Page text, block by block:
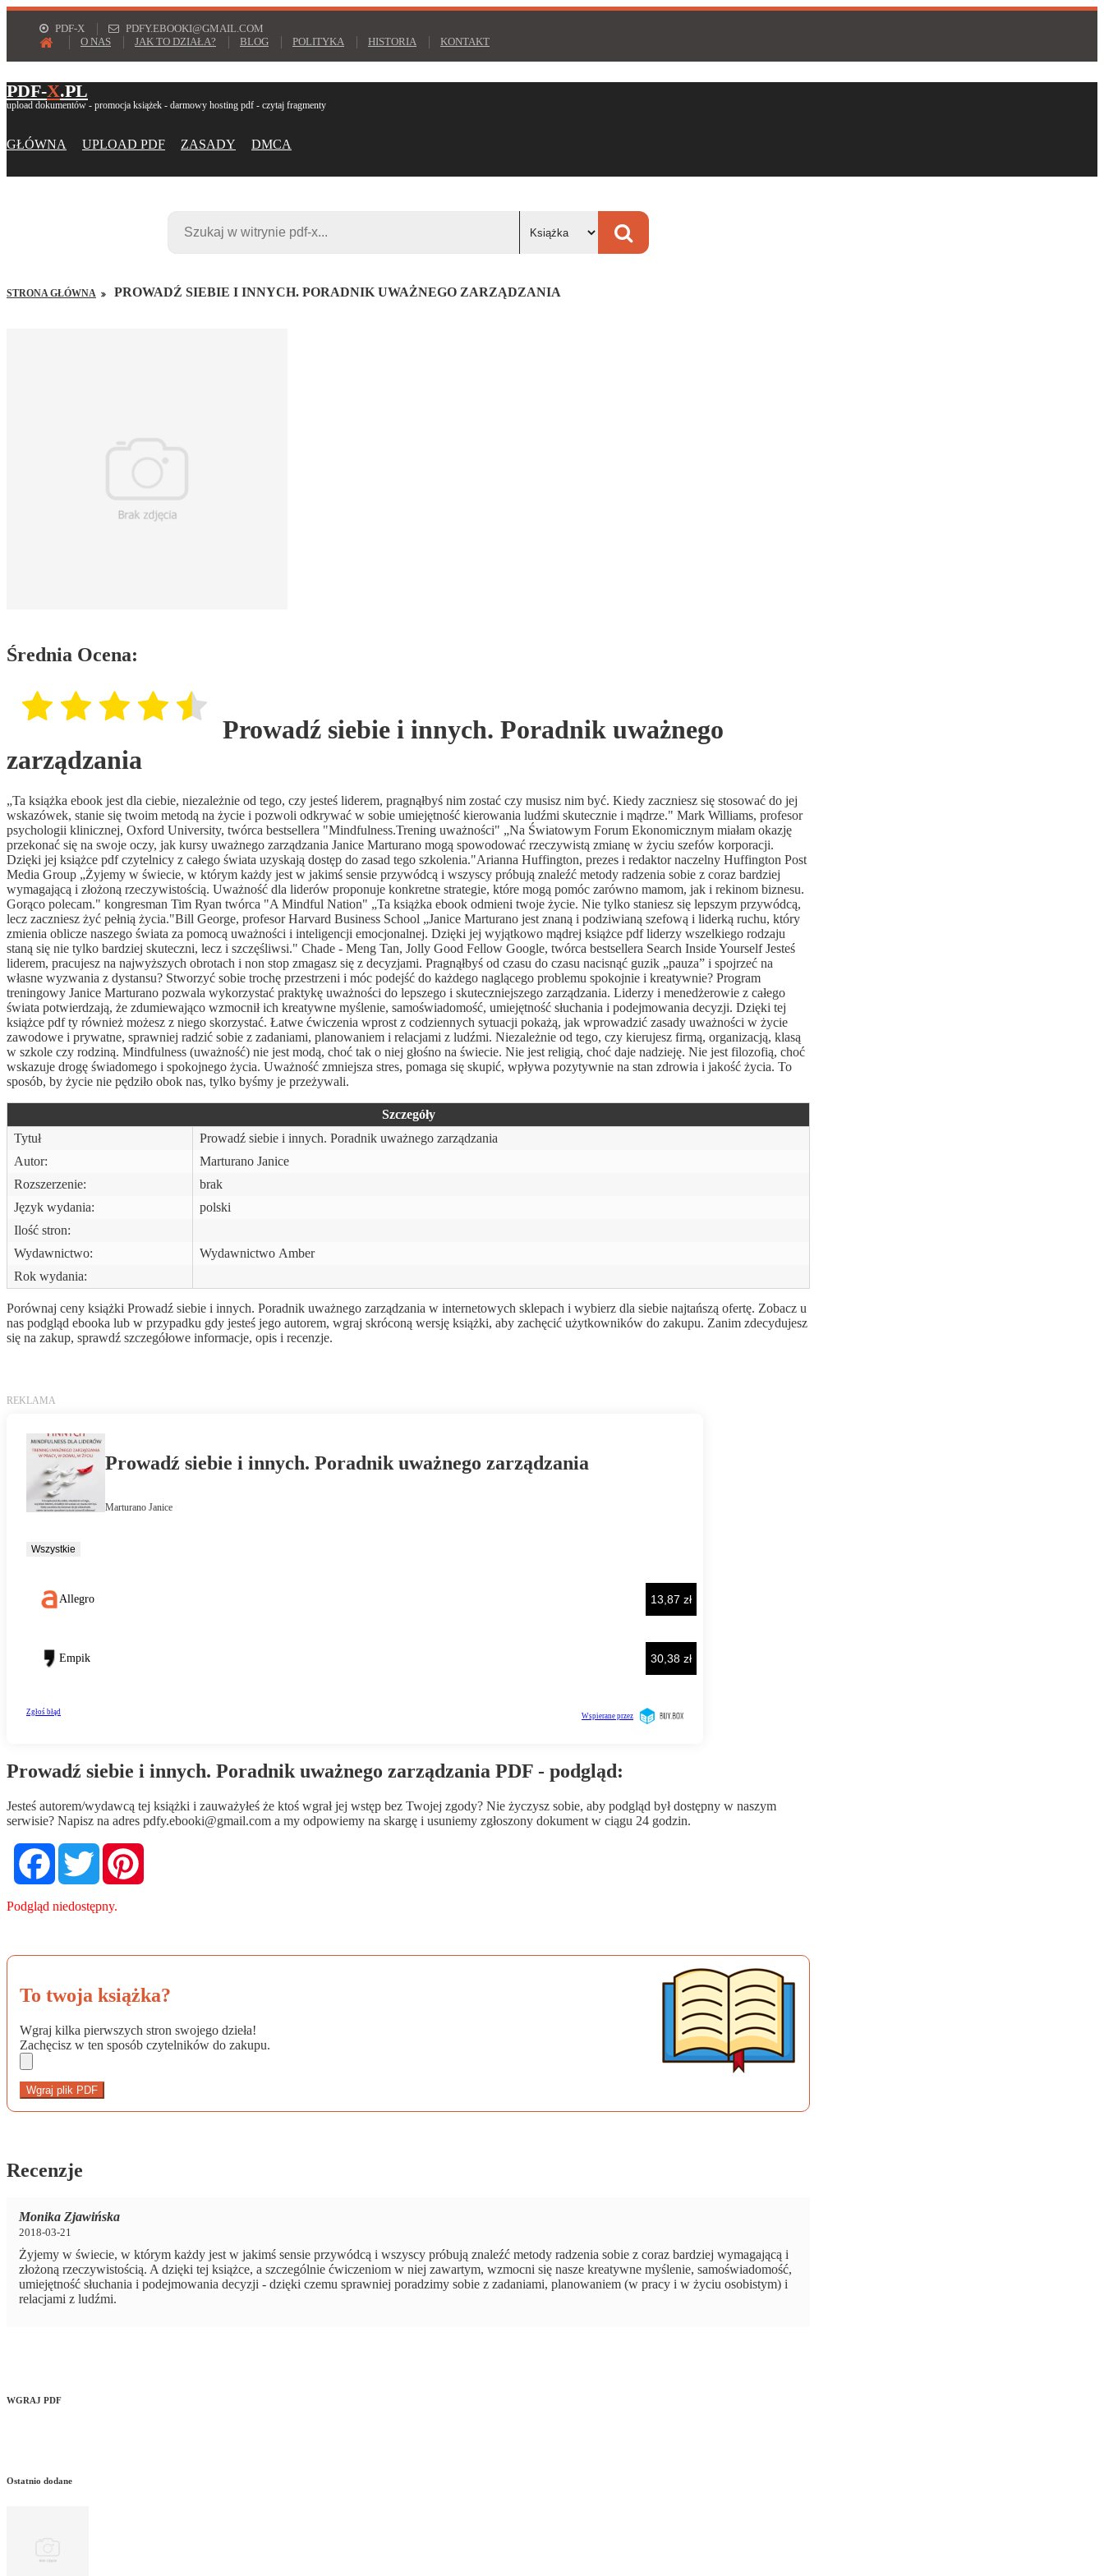
PDF-X
PDFY.EBOOKI@GMAIL.COM
O NAS
JAK TO DZIAŁA? BLOG POLITYKA HISTORIA KONTAKT
PDF-X.PL
upload dokumentów - promocja książek - darmowy hosting pdf - czytaj fragmenty
GŁÓWNA UPLOAD PDF ZASADY DMCA
STRONA GŁÓWNA PROWADŹ SIEBIE I INNYCH. PORADNIK UWAŻNEGO ZARZĄDZANIA
Średnia Ocena:
Prowadź siebie i innych. Poradnik uważnego
zarządzania
„Ta książka ebook jest dla ciebie, niezależnie od tego, czy jesteś liderem, pragnąłbyś nim zostać czy musisz nim być. Kiedy zaczniesz się stosować do jej
wskazówek, stanie się twoim metodą na życie i pozwoli odkrywać w sobie umiejętność kierowania ludźmi skutecznie i mądrze." Mark Williams, profesor
psychologii klinicznej, Oxford University, twórca bestsellera "Mindfulness.Trening uważności" „Na Światowym Forum Ekonomicznym miałam okazję
przekonać się na swoje oczy, jak kursy uważnego zarządzania Janice Marturano mogą spowodować rzeczywistą zmianę w życiu szefów korporacji.
Dzięki jej książce pdf czytelnicy z całego świata uzyskają dostęp do zasad tego szkolenia."Arianna Huffington, prezes i redaktor naczelny Huffington Post
Media Group „Żyjemy w świecie, w którym każdy jest w jakimś sensie przywódcą i wszyscy próbują znaleźć metody radzenia sobie z coraz bardziej
wymagającą i złożoną rzeczywistością. Uważność dla liderów proponuje konkretne strategie, które mogą pomóc zarówno mamom, jak i rekinom biznesu.
Gorąco polecam." kongresman Tim Ryan twórca "A Mindful Nation" „Ta książka ebook odmieni twoje życie. Nie tylko staniesz się lepszym przywódcą,
lecz zaczniesz żyć pełnią życia."Bill George, profesor Harvard Business School „Janice Marturano jest znaną i podziwianą szefową i liderką ruchu, który
zmienia oblicze naszego świata za pomocą uważności i inteligencji emocjonalnej. Dzięki jej wyjątkowo mądrej książce pdf liderzy wszelkiego rodzaju
staną się nie tylko bardziej skuteczni, lecz i szczęśliwsi." Chade - Meng Tan, Jolly Good Fellow Google, twórca bestsellera Search Inside Yourself Jesteś
liderem, pracujesz na najwyższych obrotach i non stop zmagasz się z decyzjami. Pragnąłbyś od czasu do czasu nacisnąć guzik „pauza” i spojrzeć na
własne wyzwania z dystansu? Stworzyć sobie trochę przestrzeni i móc podejść do każdego naglącego problemu spokojnie i kreatywnie? Program
treningowy Janice Marturano pozwala wykorzystać praktykę uważności do lepszego i skuteczniejszego zarządzania. Liderzy i menedżerowie z całego
świata potwierdzają, że zdumiewająco wzmocnił ich kreatywne myślenie, samoświadomość, umiejętność słuchania i podejmowania decyzji. Dzięki tej
książce pdf ty również możesz z niego skorzystać. Łatwe ćwiczenia wprost z codziennych sytuacji pokażą, jak wprowadzić zasady uważności w życie
zawodowe i prywatne, sprawniej radzić sobie z zadaniami, planowaniem i relacjami z ludźmi. Niezależnie od tego, czy kierujesz firmą, organizacją, klasą
w szkole czy rodziną. Mindfulness (uważność) nie jest modą, choć tak o niej głośno na świecie. Nie jest religią, choć daje nadzieję. Nie jest filozofią, choć
wskazuje drogę świadomego i spokojnego życia. Uważność zmniejsza stres, pomaga się skupić, wpływa pozytywnie na stan zdrowia i jakość życia. To
sposób, by życie nie pędziło obok nas, tylko byśmy je przeżywali.
Szczegóły
Tytuł
Prowadź siebie i innych. Poradnik uważnego zarządzania
Autor:
Marturano Janice
Rozszerzenie:
brak
Język wydania:
polski
Ilość stron:
Wydawnictwo:
Wydawnictwo Amber
Rok wydania:
Porównaj ceny książki Prowadź siebie i innych. Poradnik uważnego zarządzania w internetowych sklepach i wybierz dla siebie najtańszą ofertę. Zobacz u
nas podgląd ebooka lub w przypadku gdy jesteś jego autorem, wgraj skróconą wersję książki, aby zachęcić użytkowników do zakupu. Zanim zdecydujesz
się na zakup, sprawdź szczegółowe informacje, opis i recenzje.
Prowadź siebie i innych. Poradnik uważnego zarządzania PDF - podgląd:
Jesteś autorem/wydawcą tej książki i zauważyłeś że ktoś wgrał jej wstęp bez Twojej zgody? Nie życzysz sobie, aby podgląd był dostępny w naszym
serwisie? Napisz na adres pdfy.ebooki@gmail.com a my odpowiemy na skargę i usuniemy zgłoszony dokument w ciągu 24 godzin.
FacebookTwitter
Podgląd niedostępny.
To twoja książka?
Wgraj kilka pierwszych stron swojego dzieła!
Zachęcisz w ten sposób czytelników do zakupu.
Wgraj plik PDF
Recenzje
Monika Zjawińska
2018-03-21
Żyjemy w świecie, w którym każdy jest w jakimś sensie przywódcą i wszyscy próbują znaleźć metody radzenia sobie z coraz bardziej wymagającą i
złożoną rzeczywistością. A dzięki tej książce, a szczególnie ćwiczeniom w niej zawartym, wzmocni się nasze kreatywne myślenie, samoświadomość,
umiejętność słuchania i podejmowania decyzji - dzięki czemu sprawniej poradzimy sobie z zadaniami, planowaniem (w pracy i w życiu osobistym) i
relacjami z ludźmi.
WGRAJ PDF
Ostatnio dodane